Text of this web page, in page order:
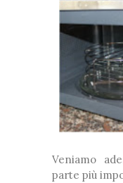
Veniamo
parte più